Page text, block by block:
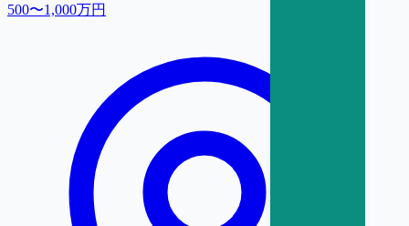
500〜1,000万円